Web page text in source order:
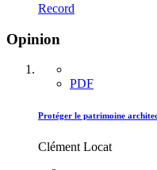
Record
Opinion
PDF
Protéger le patrimoine
Clément Locat